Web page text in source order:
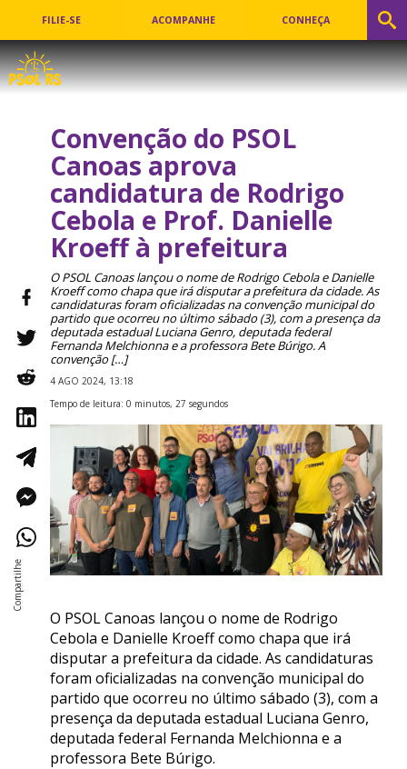
FILIE-SE ACOMPANHE CONHEÇA
Convenção do PSOL
Canoas aprova
candidatura de Rodrigo
Cebola e Prof. Danielle
Kroeff à prefeitura
O PSOL Canoas lançou o nome de Rodrigo Cebola e Danielle
Kroeff como chapa que irá disputar a prefeitura da cidade. As
candidaturas foram oficializadas na convenção municipal do
partido que ocorreu no último sábado (3), com a presença da
deputada estadual Luciana Genro, deputada federal
Fernanda Melchionna e a professora Bete Búrigo. A
convenção […]
4 AGO 2024, 13:18
Tempo de leitura: 0 minutos, 27 segundos
O PSOL Canoas lançou o nome de Rodrigo
Cebola e Danielle Kroeff como chapa que irá
disputar a prefeitura da cidade. As candidaturas
foram oficializadas na convenção municipal do
partido que ocorreu no último sábado (3), com a
presença da deputada estadual Luciana Genro,
deputada federal Fernanda Melchionna e a
professora Bete Búrigo.